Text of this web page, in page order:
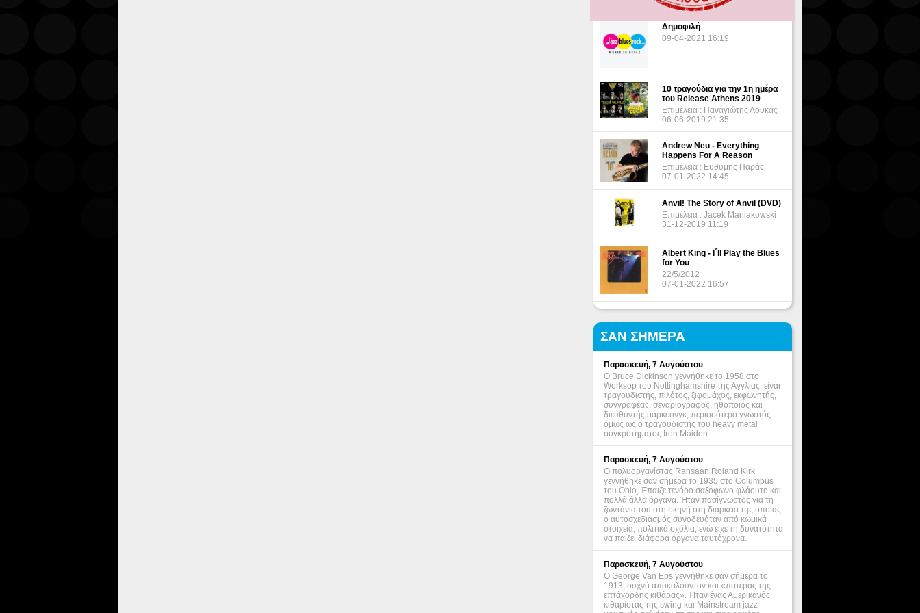
Δημοφιλή
09-04-2021 16:19
10 τραγούδια για την 1η ημέρα
του Release Athens 2019
Επιμέλεια : Παναγιώτης Λουκάς
06-06-2019 21:35
Andrew Neu - Everything
Happens For A Reason
Επιμέλεια : Ευθύμης Παράς
07-01-2022 14:45
Anvil! The Story of Anvil (DVD)
Επιμέλεια : Jacek Maniakowski
31-12-2019 11:19
Albert King - I΄ll Play the Blues
for You
22/5/2012
07-01-2022 16:57
ΣΑΝ ΣΗΜΕΡΑ
Παρασκευή, 7 Αυγούστου
Ο Bruce Dickinson γεννήθηκε το 1958 στο
Worksop του Nottinghamshire της Αγγλίας, είναι
τραγουδιστής, πιλότος, ξιφομάχος, εκφωνητής,
συγγραφέας, σεναριογράφος, ηθοποιός και
διευθυντής μάρκετινγκ, περισσότερο γνωστός
όμως ως ο τραγουδιστής του heavy metal
συγκροτήματος Iron Maiden.
Παρασκευή, 7 Αυγούστου
Ο πολυοργανίστας Rahsaan Roland Kirk
γεννήθηκε σαν σήμερα το 1935 στο Columbus
του Ohio, Έπαιζε τενόρο σαξόφωνο φλάουτο και
πολλά άλλα όργανα. Ήταν πασίγνωστος για τη
ζωντάνια του στη σκηνή στη διάρκεια της οποίας
ο αυτοσχεδιασμός συνοδευόταν από κωμικά
στοιχεία, πολιτικά σχόλια, ενώ είχε τη δυνατότητα
να παίζει διάφορα όργανα ταυτόχρονα.
Παρασκευή, 7 Αυγούστου
Ο George Van Eps γεννήθηκε σαν σήμερα το
1913, συχνά αποκαλούνταν και «πατέρας της
επτάχορδης κιθάρας». Ήταν ένας Αμερικανός
κιθαρίστας της swing και Mainstream jazz